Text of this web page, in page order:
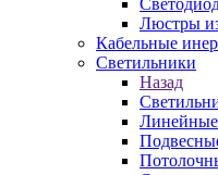
Люстры
Кабельные
Светильники
Назад
Линейные